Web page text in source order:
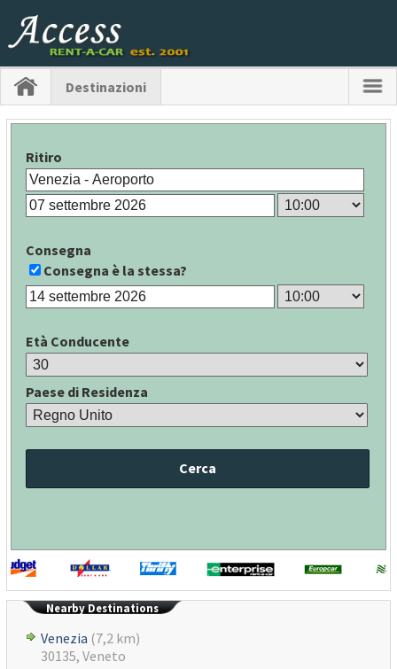
Destinazioni
Ritiro
Consegna
Consegna è la stessa?
Età Conducente
Paese di Residenza
Cerca
Nearby Destinations
Venezia (7,2 km)
30135, Veneto